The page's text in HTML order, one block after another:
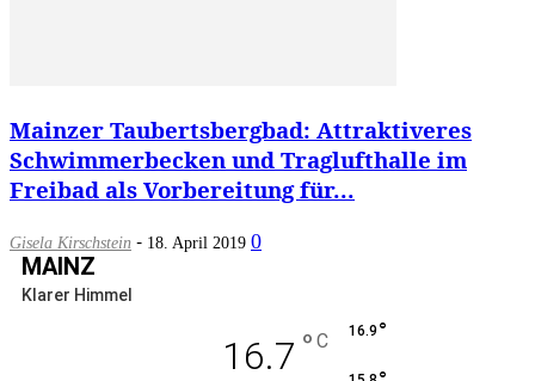
Mainzer Taubertsbergbad: Attraktiveres
Schwimmerbecken und Traglufthalle im
Freibad als Vorbereitung für...
Gisela Kirschstein - 18. April 2019 0
MAINZ
Klarer Himmel
16.7 ° C 16.9 °